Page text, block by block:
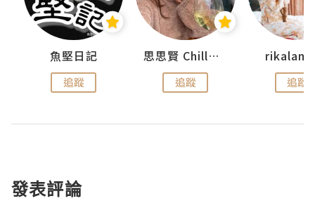
魚堅日記
追蹤
思思賢 ChillMyBabe
追蹤 追蹤
發表評論